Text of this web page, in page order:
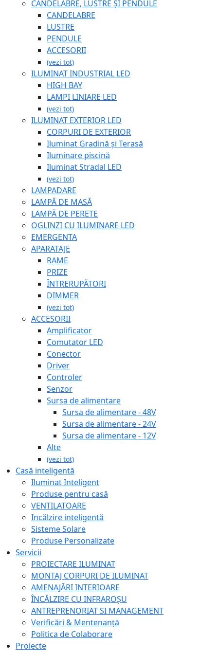
CANDELABRE, LUSTRE ȘI PENDULE
CANDELABRE
LUSTRE
PENDULE
ACCESORII
(vezi tot)
ILUMINAT INDUSTRIAL LED
HIGH BAY
LAMPI LINIARE LED
(vezi tot)
ILUMINAT EXTERIOR LED
CORPURI DE EXTERIOR
Iluminat Gradină și Terasă
Iluminare piscină
Iluminat Stradal LED
(vezi tot)
LAMPADARE
LAMPĂ DE MASĂ
LAMPĂ DE PERETE
OGLINZI CU ILUMINARE LED
EMERGENTA
APARATAJE
RAME
PRIZE
ÎNTRERUPĂTORI
DIMMER
(vezi tot)
ACCESORII
Amplificator
Comutator LED
Conector
Driver
Controler
Senzor
Sursa de alimentare
Sursa de alimentare - 48V
Sursa de alimentare - 24V
Sursa de alimentare - 12V
Alte
(vezi tot)
Casă inteligentă
Iluminat Inteligent
Produse pentru casă
VENTILATOARE
Incălzire inteligentă
Sisteme Solare
Produse Personalizate
Servicii
PROIECTARE ILUMINAT
MONTAJ CORPURI DE ILUMINAT
AMENAJĂRI INTERIOARE
ÎNCĂLZIRE CU INFRAROȘU
ANTREPRENORIAT SI MANAGEMENT
Verificări & Mentenanță
Politica de Colaborare
Proiecte